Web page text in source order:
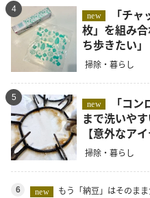
4
new
枚」を組み
ち歩きたい」
掃除・暮らし
5
new
まで洗いや
【意外なアイ
掃除・暮らし
6 new
もう「納豆」はそのま